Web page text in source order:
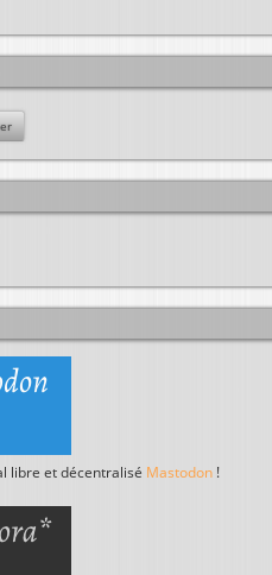
libre et décentralisé Mastodon !